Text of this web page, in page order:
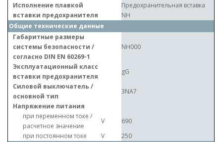
Исполнение плавкой
вставки предохранителя
Предохранительная вставка
NH
Общие технические данные
Габаритные размеры
системы безопасности /
согласно DIN EN 60269-1
NH000
Эксплуатационный класс
вставки предохранителя
gG
Силовой выключатель /
основной тип
3NA7
Напряжение питания
при переменном токе /
расчетное значение
V
690
при постоянном токе
V
250